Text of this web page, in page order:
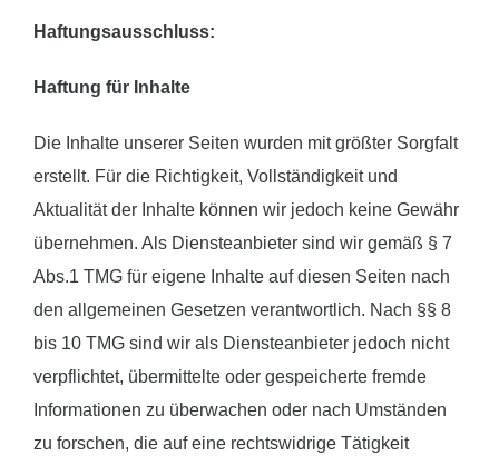
Haftungsausschluss:
Haftung für Inhalte
Die Inhalte unserer Seiten wurden mit größter Sorgfalt
erstellt. Für die Richtigkeit, Vollständigkeit und
Aktualität der Inhalte können wir jedoch keine Gewähr
übernehmen. Als Diensteanbieter sind wir gemäß § 7
Abs.1 TMG für eigene Inhalte auf diesen Seiten nach
den allgemeinen Gesetzen verantwortlich. Nach §§ 8
bis 10 TMG sind wir als Diensteanbieter jedoch nicht
verpflichtet, übermittelte oder gespeicherte fremde
Informationen zu überwachen oder nach Umständen
zu forschen, die auf eine rechtswidrige Tätigkeit